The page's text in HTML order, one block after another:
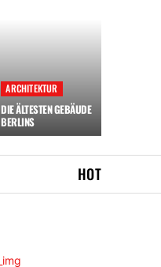
ARCHITEKTUR
DIE ÄLTESTEN GEBÄUDE
BERLINS
HOT